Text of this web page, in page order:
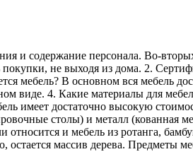
и содержание персонала. Во-
покупки, не выходя из дома. 2.
мебель? В основном вся мебель
виде. 4. Какие материалы для
имеет достаточно высокую
столы) и металл (кованная
и мебель из ротанга,
остается массив дерева. Предметы